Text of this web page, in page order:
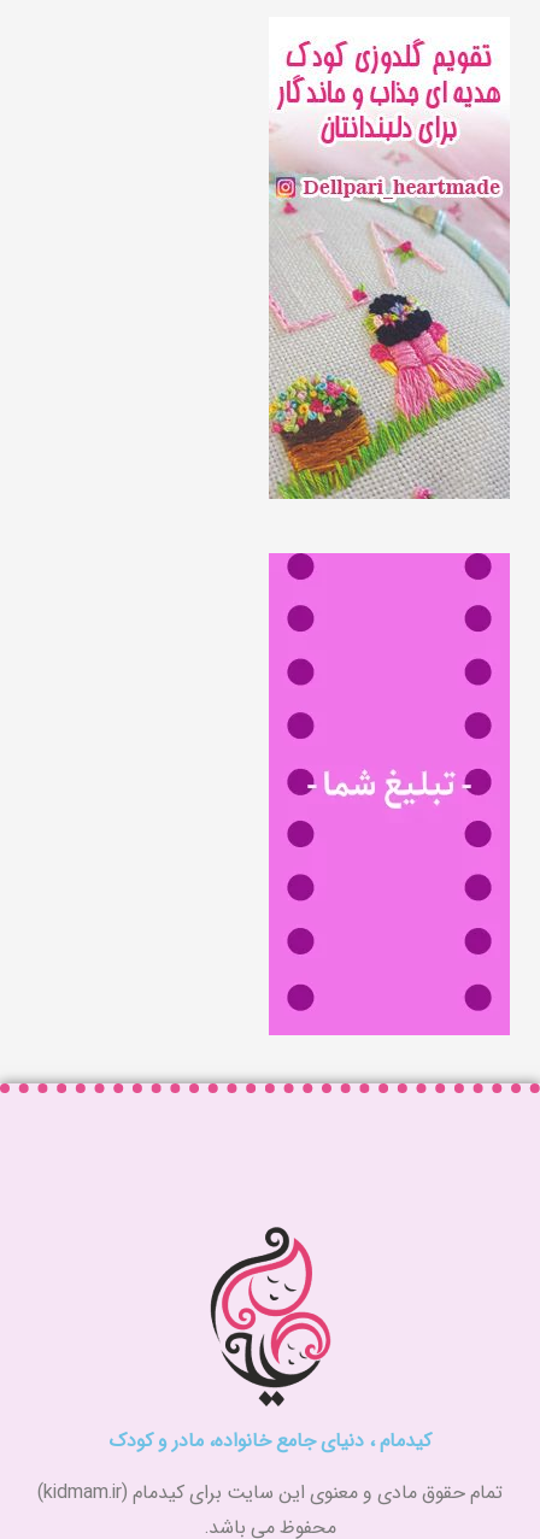
کیدمام ، دنیای جامع خانواده، مادر و کودک
تمام حقوق مادی و معنوی این سایت برای کیدمام (kidmam.ir)
محفوظ می باشد.